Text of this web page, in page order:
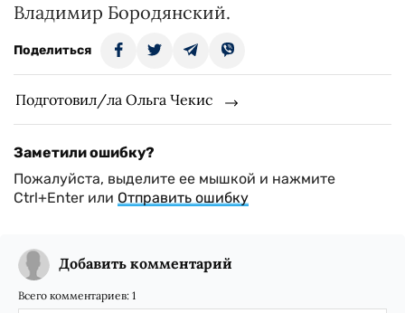
Владимир Бородянский.
Поделиться
Подготовил/ла Ольга Чекис
Заметили ошибку?
Пожалуйста, выделите ее мышкой и нажмите
Ctrl+Enter или Отправить ошибку
Добавить комментарий
Всего комментариев: 1